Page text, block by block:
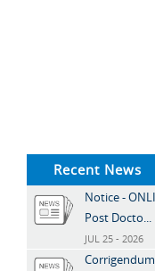
Recent News
Notice -
Post Docto...
JUL 25 - 2026